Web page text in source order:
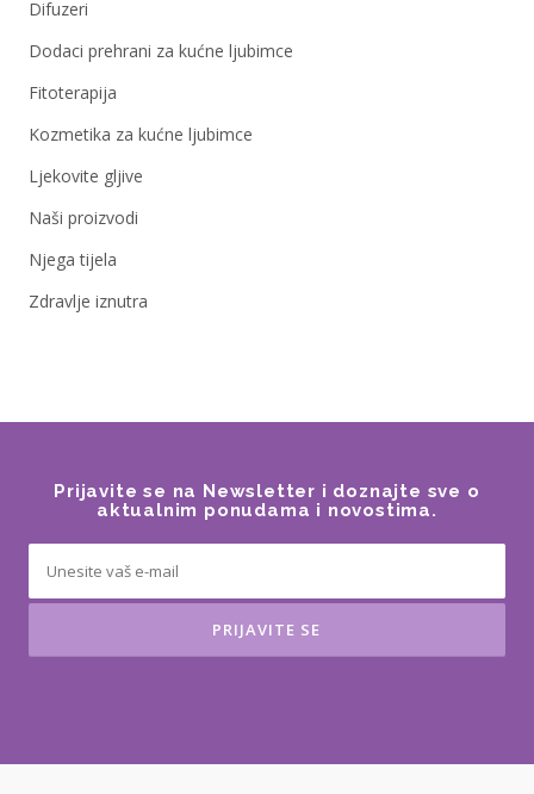
Difuzeri
Dodaci prehrani za kućne ljubimce
Fitoterapija
Kozmetika za kućne ljubimce
Ljekovite gljive
Naši proizvodi
Njega tijela
Zdravlje iznutra
Prijavite se na Newsletter i doznajte sve o
aktualnim ponudama i novostima.